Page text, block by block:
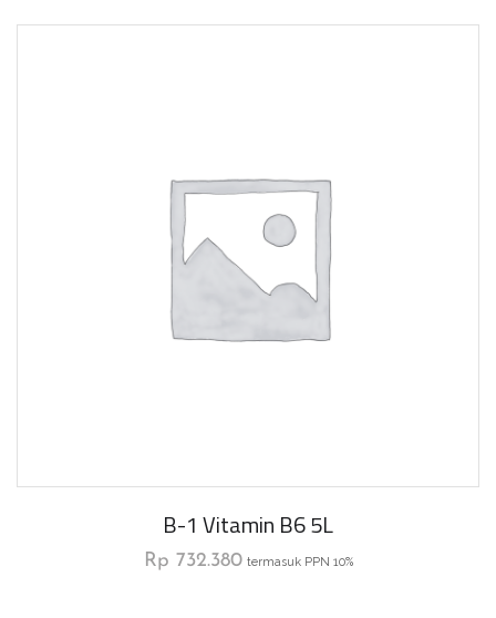
B-1 Vitamin B6 5L
Rp 732.380 termasuk PPN 10%